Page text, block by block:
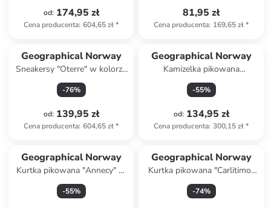
od: 174,95 zł
Cena producenta: 604,65 zł*
81,95 zł
Cena producenta: 169,65 zł*
Geographical Norway
Sneakersy "Oterre" w kolorze
khaki
-76%
od: 139,95 zł
Cena producenta: 604,65 zł*
Geographical Norway
Kamizelka pikowana
"Vatikotal" w kolorze
antracytowym
-55%
od: 134,95 zł
Cena producenta: 300,15 zł*
Geographical Norway
Kurtka pikowana "Annecy" w
kolorze czarnym
-55%
Geographical Norway
Kurtka pikowana "Carlitimo"
w kolorze granatowym
-74%